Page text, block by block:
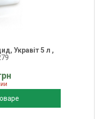
Укравіт 5 л ,